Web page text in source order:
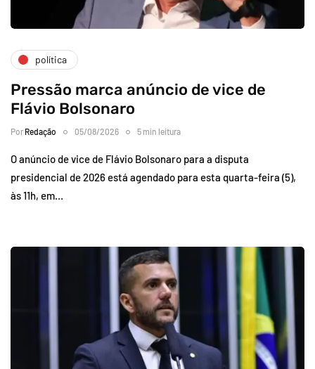
política
Pressão marca anúncio de vice de
Flávio Bolsonaro
Por Redação 05/08/2026 5 min leitura
O anúncio de vice de Flávio Bolsonaro para a disputa
presidencial de 2026 está agendado para esta quarta-feira (5),
às 11h, em…